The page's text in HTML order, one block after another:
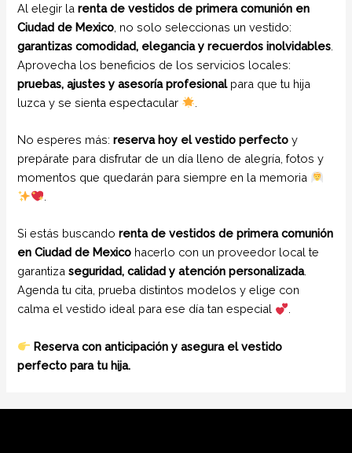
Al elegir larenta de vestidos de primera comunión en
Ciudad de Mexico , no solo seleccionas un vestido:
garantizas comodidad, elegancia y recuerdos inolvidables
Aprovecha los beneficios de los servicios locales:
pruebas, ajustes y asesoría profesionalpara que tu hija
luzca y se sienta espectacular
No esperes más:reserva hoy el vestido perfecto y
prepárate para disfrutar de un día lleno de alegría, fotos y
momentos que quedarán para siempre en la memoria
Si estás buscandorenta de vestidos de primera comunión
en Ciudad de Mexico hacerlo con un proveedor local te
garantizaseguridad, calidad y atención personalizada.
Agenda tu cita, prueba distintos modelos y elige con
calma el vestido ideal para ese día tan especial
Reserva con anticipación y asegura el vestido
perfecto para tu hija.